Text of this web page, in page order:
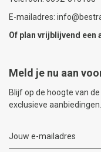
E-mailadres:
Of plan vrijblijvend een
Meld je nu aan
Blijf op de hoogte van
exclusieve aanbiedingen.